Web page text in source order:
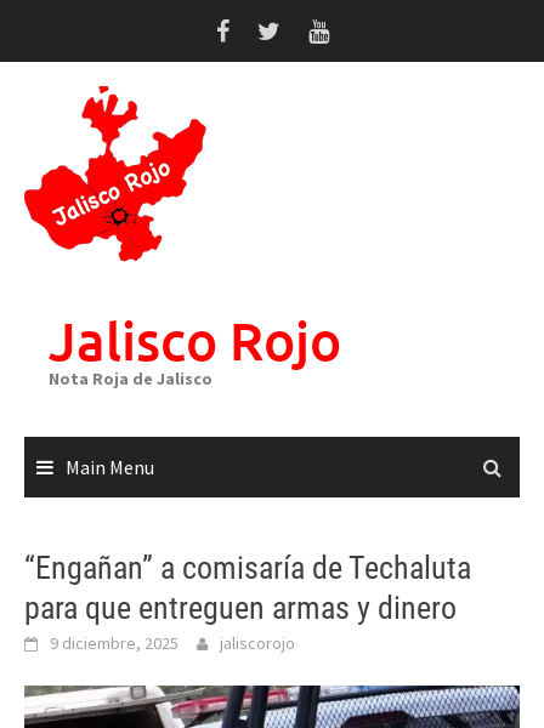
Jalisco Rojo
Nota Roja de Jalisco
Main Menu
“Engañan” a comisaría de Techaluta
para que entreguen armas y dinero
9 diciembre, 2025 jaliscorojo